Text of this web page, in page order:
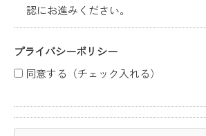
認にお進みください。
プライバシーポリシー
同意する（チェック入れる）